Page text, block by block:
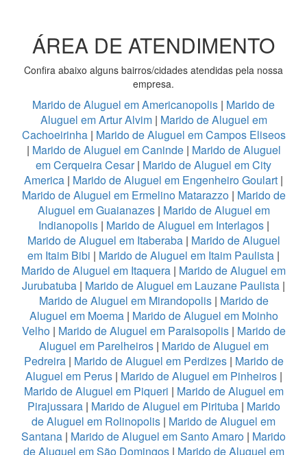
ÁREA DE ATENDIMENTO
Confira abaixo alguns bairros/cidades atendidas pela nossa
empresa.
Marido de Aluguel em Americanopolis | Marido de
Aluguel em Artur Alvim | Marido de Aluguel em
Cachoeirinha| Marido de Aluguel em Campos Eliseos
| Marido de Aluguel em Caninde| Marido de Aluguel
em Cerqueira Cesar| Marido de Aluguel em City
America | Marido de Aluguel em Engenheiro Goulart |
Marido de Aluguel em Ermelino Matarazzo | Marido de
Aluguel em Guaianazes| Marido de Aluguel em
Indianopolis| Marido de Aluguel em Interlagos|
Marido de Aluguel em Itaberaba| Marido de Aluguel
em Itaim Bibi | Marido de Aluguel em Itaim Paulista |
Marido de Aluguel em Itaquera | Marido de Aluguel em
Jurubatuba | Marido de Aluguel em Lauzane Paulista |
Marido de Aluguel em Mirandopolis| Marido de
Aluguel em Moema| Marido de Aluguel em Moinho
Velho | Marido de Aluguel em Paraisopolis| Marido de
Aluguel em Parelheiros| Marido de Aluguel em
Pedreira| Marido de Aluguel em Perdizes| Marido de
Aluguel em Perus| Marido de Aluguel em Pinheiros|
Marido de Aluguel em Piqueri | Marido de Aluguel em
Pirajussara| Marido de Aluguel em Pirituba| Marido
de Aluguel em Rolinopolis | Marido de Aluguel em
Santana | Marido de Aluguel em Santo Amaro | Marido
de Aluguel em São Domingos| Marido de Aluguel em